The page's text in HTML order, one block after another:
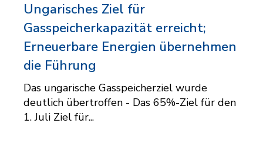
Ungarisches Ziel für
Gasspeicherkapazität erreicht;
Erneuerbare Energien übernehmen
die Führung
Das ungarische Gasspeicherziel wurde
deutlich übertroffen - Das 65%-Ziel für den
1. Juli Ziel für...